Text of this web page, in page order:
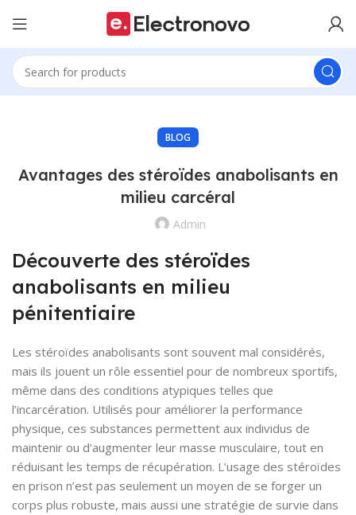
BLOG
Avantages des stéroïdes anabolisants en
milieu carcéral
Admin
Découverte des stéroïdes
anabolisants en milieu
pénitentiaire
Les stéroïdes anabolisants sont souvent mal considérés,
mais ils jouent un rôle essentiel pour de nombreux sportifs,
même dans des conditions atypiques telles que
l’incarcération. Utilisés pour améliorer la performance
physique, ces substances permettent aux individus de
maintenir ou d’augmenter leur masse musculaire, tout en
réduisant les temps de récupération. L’usage des stéroïdes
en prison n’est pas seulement un moyen de se forger un
corps plus robuste, mais aussi une stratégie de survie dans